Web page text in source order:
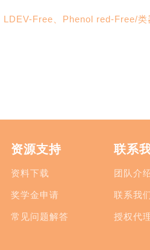
Free、Phenol red-Free/类
资源支持
资料下载
奖学金申请
常见问题解答
联系
团队介
联系我
授权代